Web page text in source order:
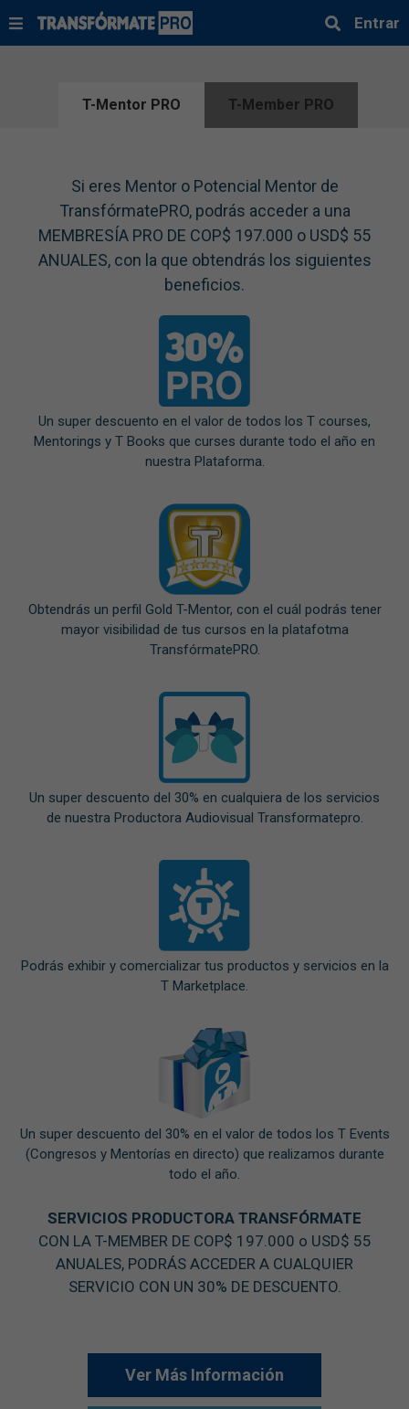
Entrar
T-Mentor PRO T-Member PRO
Si eres Mentor o Potencial Mentor de
TransfórmatePRO, podrás acceder a una
MEMBRESÍA PRO DE COP$ 197.000 o USD$ 55
ANUALES, con la que obtendrás los siguientes
beneficios.
Un super descuento en el valor de todos los T courses,
Mentorings y T Books que curses durante todo el año en
nuestra Plataforma.
Obtendrás un perfil Gold T-Mentor, con el cuál podrás tener
mayor visibilidad de tus cursos en la platafotma
TransfórmatePRO.
Un super descuento del 30% en cualquiera de los servicios
de nuestra Productora Audiovisual Transformatepro.
Podrás exhibir y comercializar tus productos y servicios en la
T Marketplace.
Un super descuento del 30% en el valor de todos los T Events
(Congresos y Mentorías en directo) que realizamos durante
todo el año.
SERVICIOS PRODUCTORA TRANSFÓRMATE
CON LA T-MEMBER DE COP$ 197.000 o USD$ 55
ANUALES, PODRÁS ACCEDER A CUALQUIER
SERVICIO CON UN 30% DE DESCUENTO.
Ver Más Información